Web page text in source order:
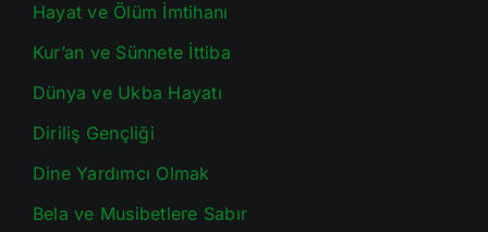
Hayat ve Ölüm İmtihanı
Kur’an ve Sünnete İttiba
Dünya ve Ukba Hayatı
Diriliş Gençliği
Dine Yardımcı Olmak
Bela ve Musibetlere Sabır